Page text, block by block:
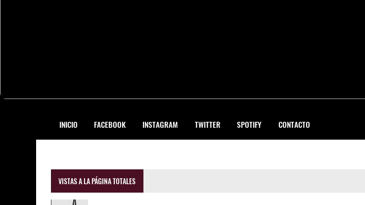
INICIO FACEBOOK INSTAGRAM TWITTER SPOTIFY CONTACTO
VISTAS A LA PÁGINA TOTALES